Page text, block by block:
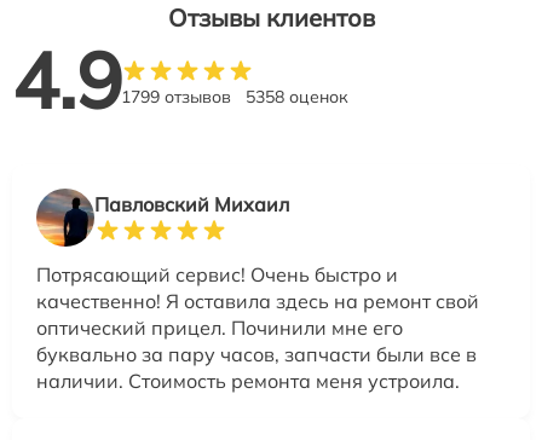
Отзывы клиентов
4.91799 отзывов 5358 оценок
Павловский Михаил
Потрясающий сервис! Очень быстро и
качественно! Я оставила здесь на ремонт свой
оптический прицел. Починили мне его
буквально за пару часов, запчасти были все в
наличии. Стоимость ремонта меня устроила.